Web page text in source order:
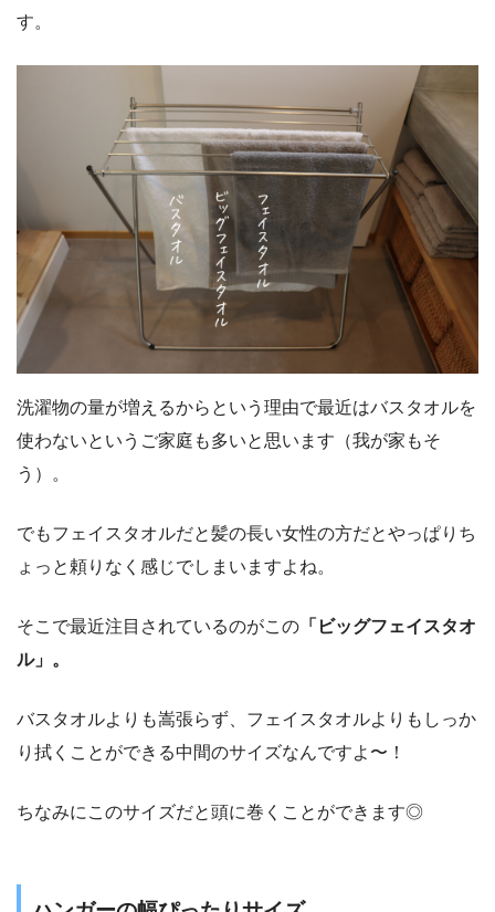
す。
洗濯物の量が増えるからという理由で最近はバスタオルを
使わないというご家庭も多いと思います（我が家もそ
う）。
でもフェイスタオルだと髪の長い女性の方だとやっぱりち
ょっと頼りなく感じでしまいますよね。
そこで最近注目されているのがこの 「ビッグフェイスタオ
ル」。
バスタオルよりも嵩張らず、フェイスタオルよりもしっか
り拭くことができる中間のサイズなんですよ〜！
ちなみにこのサイズだと頭に巻くことができます◎